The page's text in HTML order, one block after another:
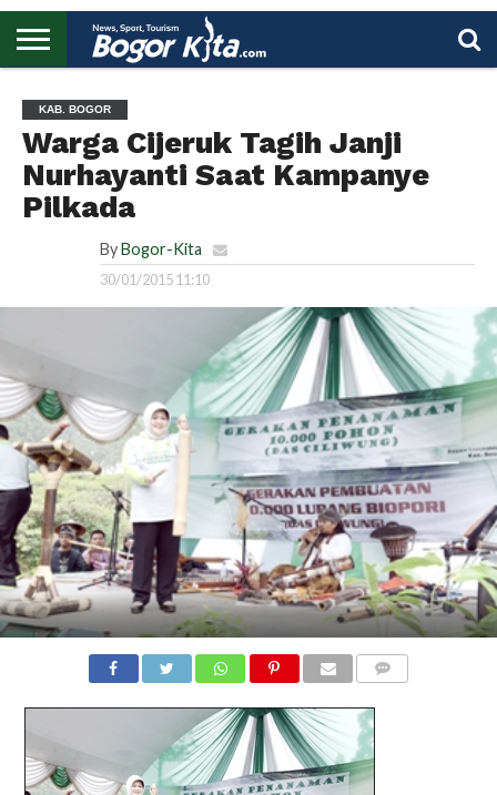
UTAMA
KAB. BOGOR
Warga Cijeruk Tagih Janji
Nurhayanti Saat Kampanye
Pilkada
By Bogor-Kita
30/01/2015 11:10